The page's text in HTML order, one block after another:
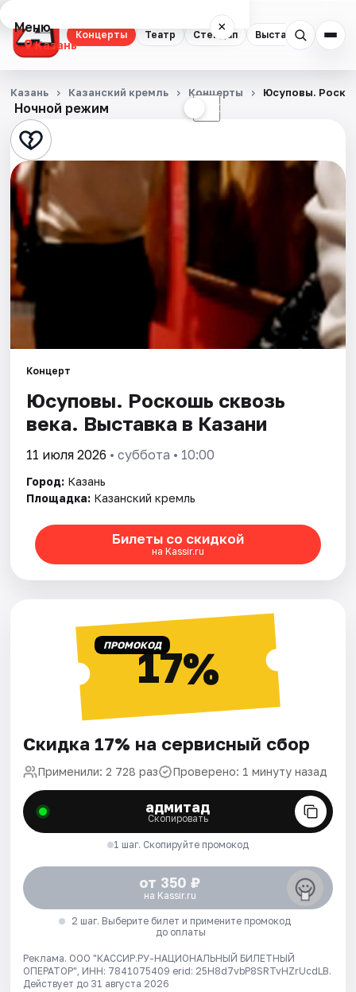
Концерты Театр Стендап Выставки
Меню ×
Казань
Концерты
Театр
Стендап
Выставки
Квесты
Экскурсии
Спорт
События
Города
Площадки
Рейтинги
Ночной режим ☾
Казань Казанский кремль Концерты Юсуповы.
Концерт
Юсуповы. Роскошь сквозь
века. Выставка в Казани
11 июля 2026 • суббота • 10:00
Город: Казань
Площадка: Казанский кремль
Билеты со скидкой
на Kassir.ru
ПРОМОКОД17%
Скидка 17% на сервисный сбор
Применили: 2 728 раз Проверено: 1 минуту назад
адмитад
Скопировать
1 шаг. Скопируйте промокод
от 350 ₽
на Kassir.ru
2 шаг. Выберите билет и примените промокод
до оплаты
Реклама. ООО "КАССИР.РУ-НАЦИОНАЛЬНЫЙ БИЛЕТНЫЙ
ОПЕРАТОР", ИНН: 7841075409 erid: 25H8d7vbP8SRTvHZrUcdLB.
Действует до 31 августа 2026